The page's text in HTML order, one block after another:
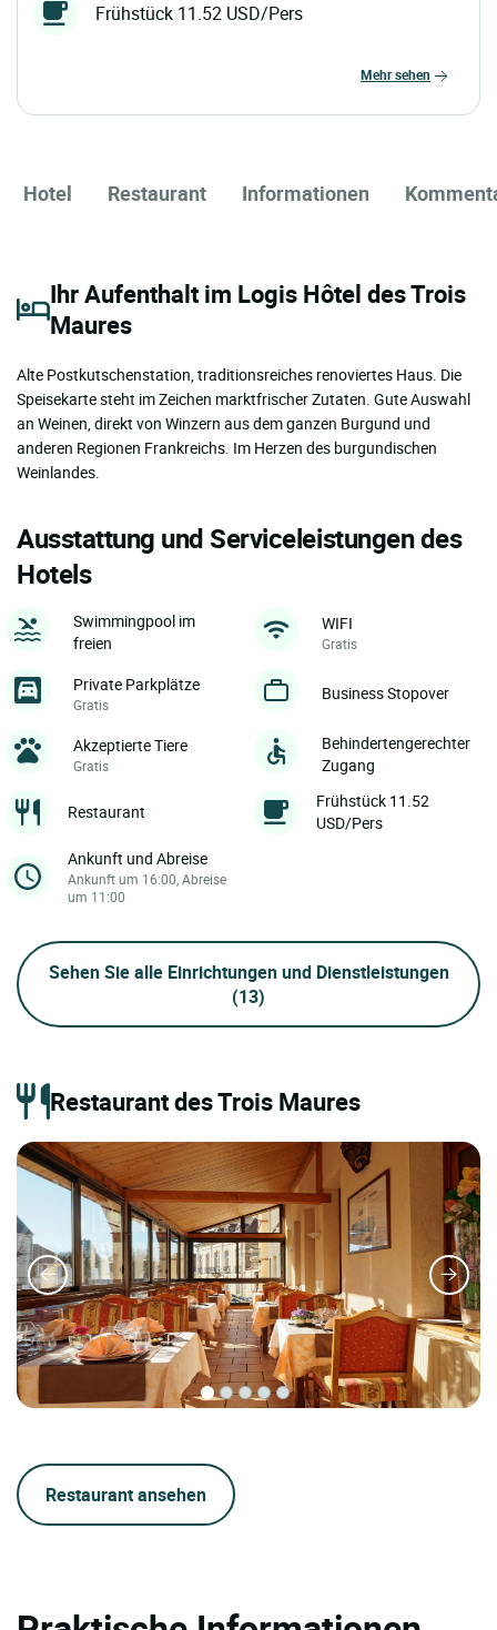
Frühstück 11.52 USD/Pers
mehr sehen
Hotel Restaurant Informationen
Ihr Aufenthalt im Logis Hôtel des Trois
Maures
Alte Postkutschenstation, traditionsreiches renoviertes Haus. Die
Speisekarte steht im Zeichen marktfrischer Zutaten. Gute Auswahl
an Weinen, direkt von Winzern aus dem ganzen Burgund und
anderen Regionen Frankreichs. Im Herzen des burgundischen
Weinlandes.
Ausstattung und Serviceleistungen des
Hotels
Swimmingpool im
freien
WIFI
Gratis
Private Parkplätze
Gratis
Business Stopover
Akzeptierte Tiere
Gratis
Behindertengerechter
Zugang
Restaurant
Frühstück 11.52
USD/Pers
Ankunft und Abreise
Ankunft um 16:00, Abreise
um 11:00
Sehen Sie alle Einrichtungen und Dienstleistungen
(13)
Restaurant des Trois Maures
Restaurant ansehen